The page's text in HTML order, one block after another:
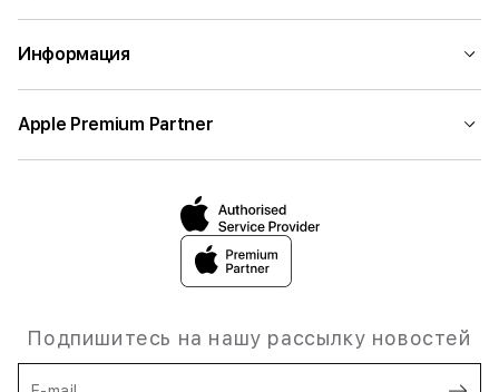
Информация
Apple Premium Partner
Подпишитесь на нашу рассылку новостей